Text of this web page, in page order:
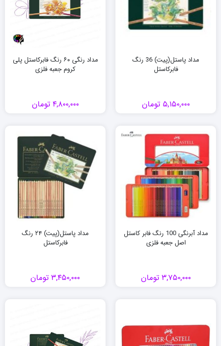
مداد پاستل(پیت) 36 رنگ
فابرکاستل
۵,۱۵۰,۰۰۰ تومان
مداد رنگی ۶۰ رنگ فابرکاستل پلی
کروم جعبه فلزی
۴,۸۰۰,۰۰۰ تومان
مداد آبرنگی 100 رنگ فابر کاستل
اصل جعبه فلزی
۳,۷۵۰,۰۰۰ تومان
مداد پاستل(پیت) ۲۴ رنگ
فابرکاستل
۳,۴۵۰,۰۰۰ تومان